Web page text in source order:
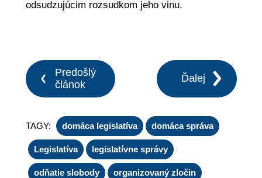
odsudzujúcim rozsudkom jeho vinu.
Predošlý
článok
Ďalej
TAGY: domáca legislatíva domáca správa
Legislatíva legislatívne správy
odňatie slobody organizovaný zločin